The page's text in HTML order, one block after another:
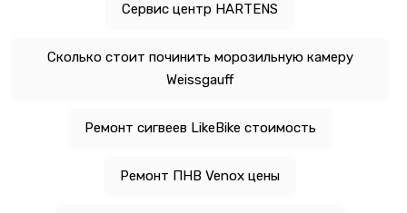
Сервис центр HARTENS
Сколько стоит починить морозильную камеру
Weissgauff
Ремонт сигвеев LikeBike стоимость
Ремонт ПНВ Venox цены